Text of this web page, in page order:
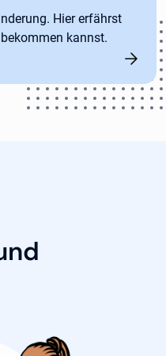
Hier erfährst
kannst.